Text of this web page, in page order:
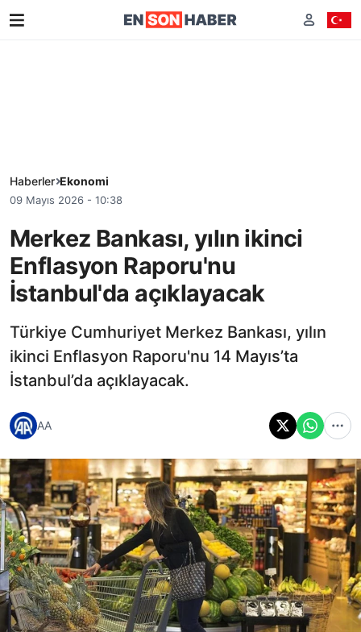
Haberler Ekonomi
09 Mayıs 2026 - 10:38
Merkez Bankası, yılın ikinci
Enflasyon Raporu'nu
İstanbul'da açıklayacak
Türkiye Cumhuriyet Merkez Bankası, yılın
ikinci Enflasyon Raporu'nu 14 Mayıs’ta
İstanbul’da açıklayacak.
AA